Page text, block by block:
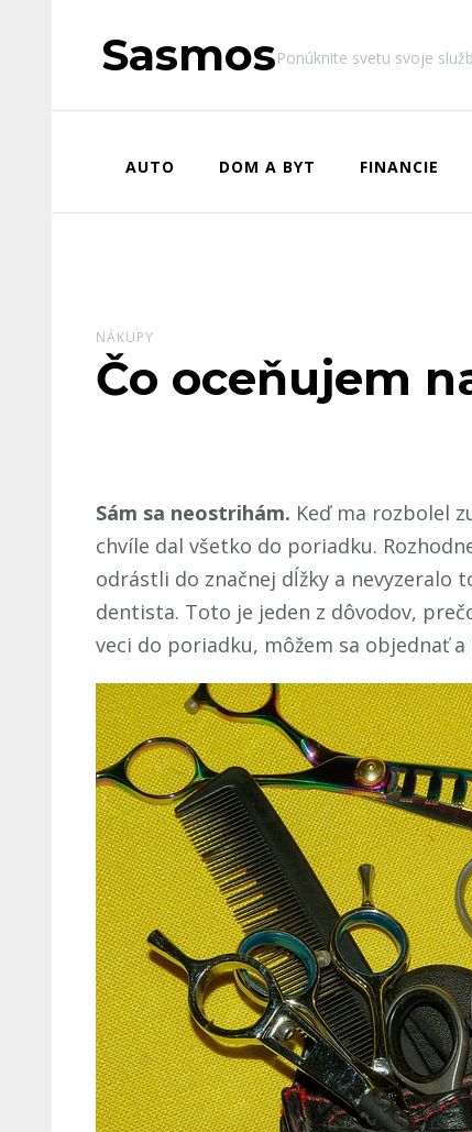
SasmosPonúknite svetu svoje
AUTO DOM A BYT FINANCIE
NÁKUPY
Čo oceňujem
Sám sa neostrihám. Keď ma rozbolel
chvíle dal všetko do poriadku.
odrástli do značnej dĺžky a nevyzeralo
dentista. Toto je jeden z dôvodov,
veci do poriadku, môžem sa objednať a